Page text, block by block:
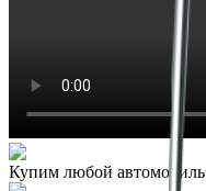
Купим любой автомобиль